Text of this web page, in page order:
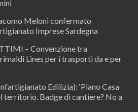
Meloni confermato
Imprese Sardegna
– Convenzione tra
Lines per i trasporti da e per
Edilizia): ‘Piano Casa
territorio. Badge di cantiere? No a